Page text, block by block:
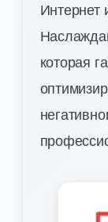
Интернет
которая